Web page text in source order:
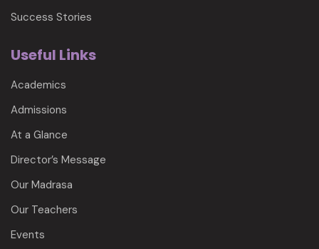
Success Stories
Useful Links
Academics
Admissions
At a Glance
Director’s Message
Our Madrasa
Our Teachers
Events